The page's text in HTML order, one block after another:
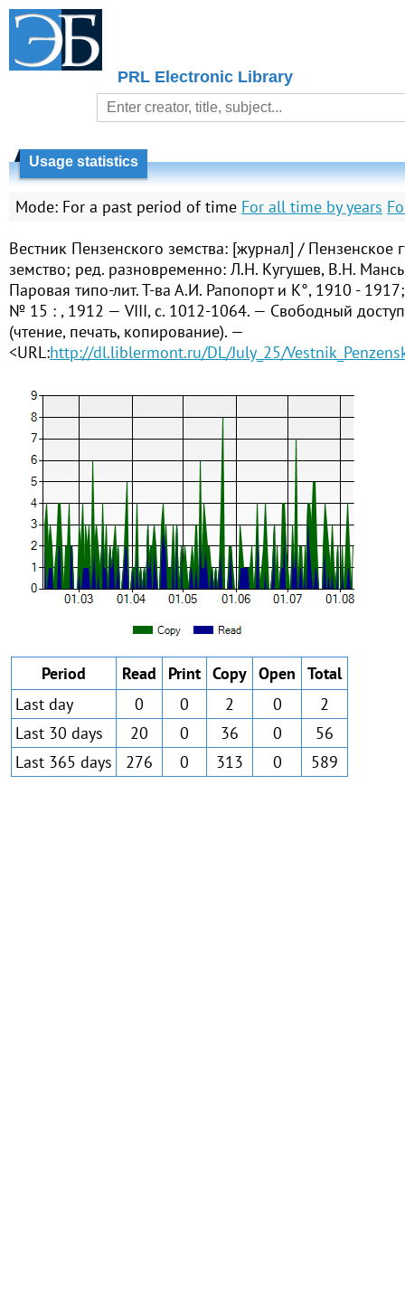
PRL Electronic Library
Usage statistics
Mode: For a past period of time For all time by years
Вестник Пензенского земства: [журнал] / Пензенское
земство; ред. разновременно: Л.Н. Кугушев, В.Н.
Паровая типо-лит. Т-ва А.И. Рапопорт и К°, 1910 -
№ 15 : , 1912 — VIII, с. 1012-1064. — Свободный доступ
(чтение, печать, копирование). —
<URL:http://dl.liblermont.ru/DL/July_25/
Period Read Print Copy Open
Total
Last day
0 0 2 0
2
Last 30 days
20 0 36 0
56
Last 365 days
276 0 313 0 589